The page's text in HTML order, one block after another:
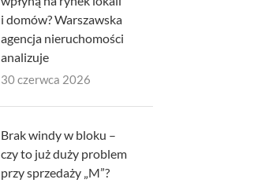
i domów? Warszawska
agencja nieruchomości
analizuje
30 czerwca 2026
Brak windy w bloku –
czy to już duży problem
przy sprzedaży „M”?